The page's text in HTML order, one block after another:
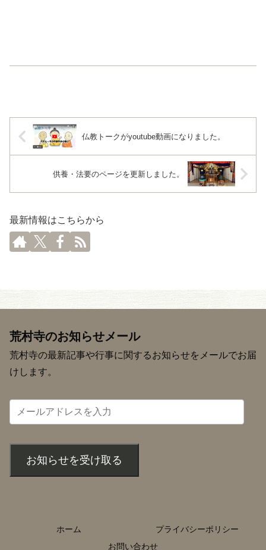
仏教トークがyoutube動画になりました。
供養・法要のページを更新しました。
最新情報はこちらから
荒村寺のお知らせメール
荒村寺の最新記事や行事に関するお知らせをメールでお届
けします。
お知らせを受け取る
ホーム
プライバシーポリシー
お問い合わせ